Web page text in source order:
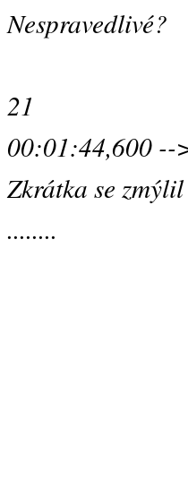
Nespravedlivé?
21
00:01:44,600
Zkrátka se
........